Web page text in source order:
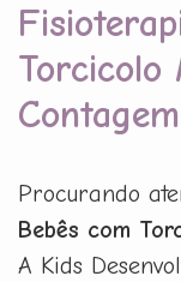
Torcicolo
Contagem
Procurando
Bebês com
A Kids